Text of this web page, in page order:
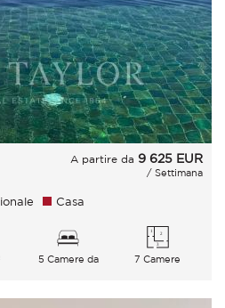
A partire da 9 625 EUR
/ Settimana
Casa
5 Camere da
7 Camere